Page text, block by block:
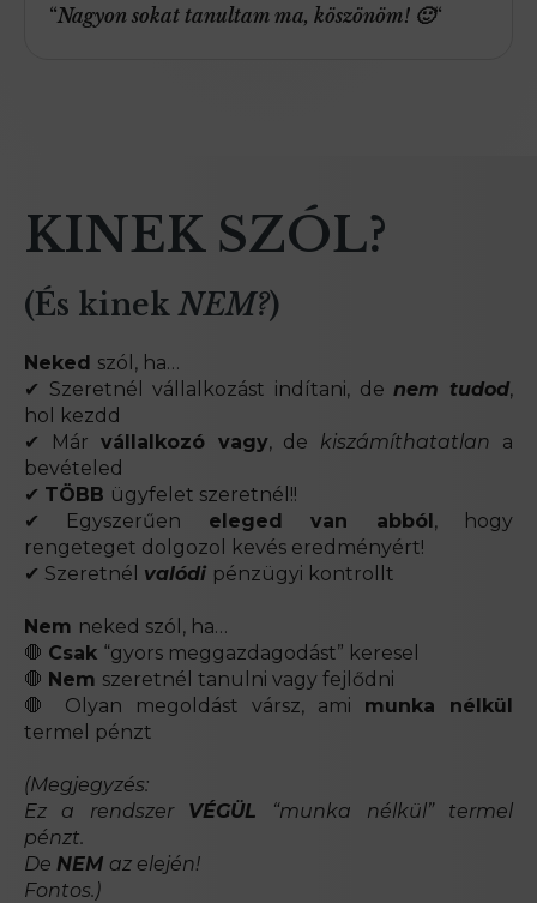
“Nagyon sokat tanultam ma, köszönöm! 🙂“
KINEK SZÓL?
(És kinekNEM?)
Neked szól, ha…
✔ Szeretnél vállalkozást indítani, denem tudod,
hol kezdd
✔ Már vállalkozó vagy, de kiszámíthatatlan a
bevételed
✔ TÖBB ügyfelet szeretnél!!
✔ Egyszerűen eleged van abból, hogy
rengeteget dolgozol kevés eredményért!
✔ Szeretnél valódi pénzügyi kontrollt
Nem neked szól, ha…
🛑 Csak “gyors meggazdagodást” keresel
🛑 Nem szeretnél tanulni vagy fejlődni
🛑 Olyan megoldást vársz, ami munka nélkül
termel pénzt
(Megjegyzés:
Ez a rendszer VÉGÜL “munka nélkül” termel
pénzt.
De NEM az elején!
Fontos.)